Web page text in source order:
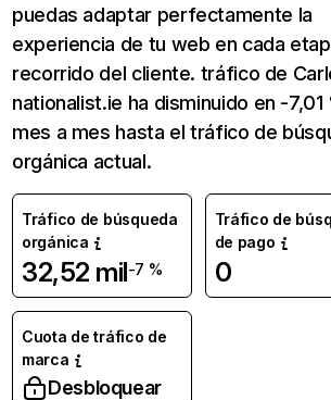
puedas adaptar perfectamente la
experiencia de tu web en cada
recorrido del cliente. tráfico de
nationalist.ie ha disminuido en -7,01
mes a mes hasta el tráfico de
orgánica actual.
Tráfico de búsqueda
orgánica
32,52 mil-7 %
Tráfico de
de pago
0
Cuota de tráfico de
marca
Desbloquear